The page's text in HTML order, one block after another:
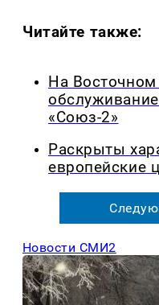
Читайте также:
На
«Союз-2»
Раскрыты
европейские
Новости СМИ2